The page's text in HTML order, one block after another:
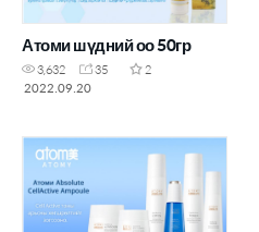
Атоми шүдний оо 50гр
3,632 35
2
2022.09.20